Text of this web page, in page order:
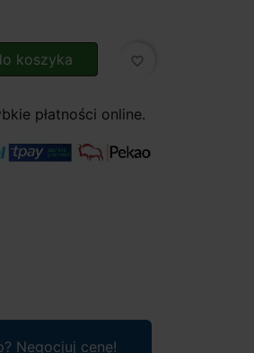
koszyka favorite_border
płatności online.
Negocjuj cenę!